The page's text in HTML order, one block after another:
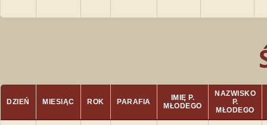
DZIEŃ MIESIĄC ROK PARAFIA
IMIĘ P.
MŁODEGO
NAZWISKO
P.
MŁODEGO